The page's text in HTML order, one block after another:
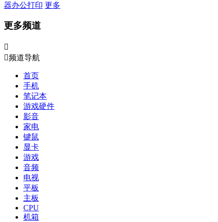
器办公打印 更多
更多频道

频道导航
首页
手机
笔记本
游戏硬件
影音
家电
键鼠
显卡
游戏
音频
电视
平板
主板
CPU
机箱